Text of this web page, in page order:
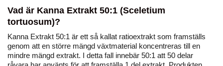
Vad är Kanna Extrakt 50:1 (Sceletium
tortuosum)?
Kanna Extrakt 50:1 är ett så kallat ratioextrakt som framställs
genom att en större mängd växtmaterial koncentreras till en
mindre mängd extrakt. I detta fall innebär 50:1 att 50 delar